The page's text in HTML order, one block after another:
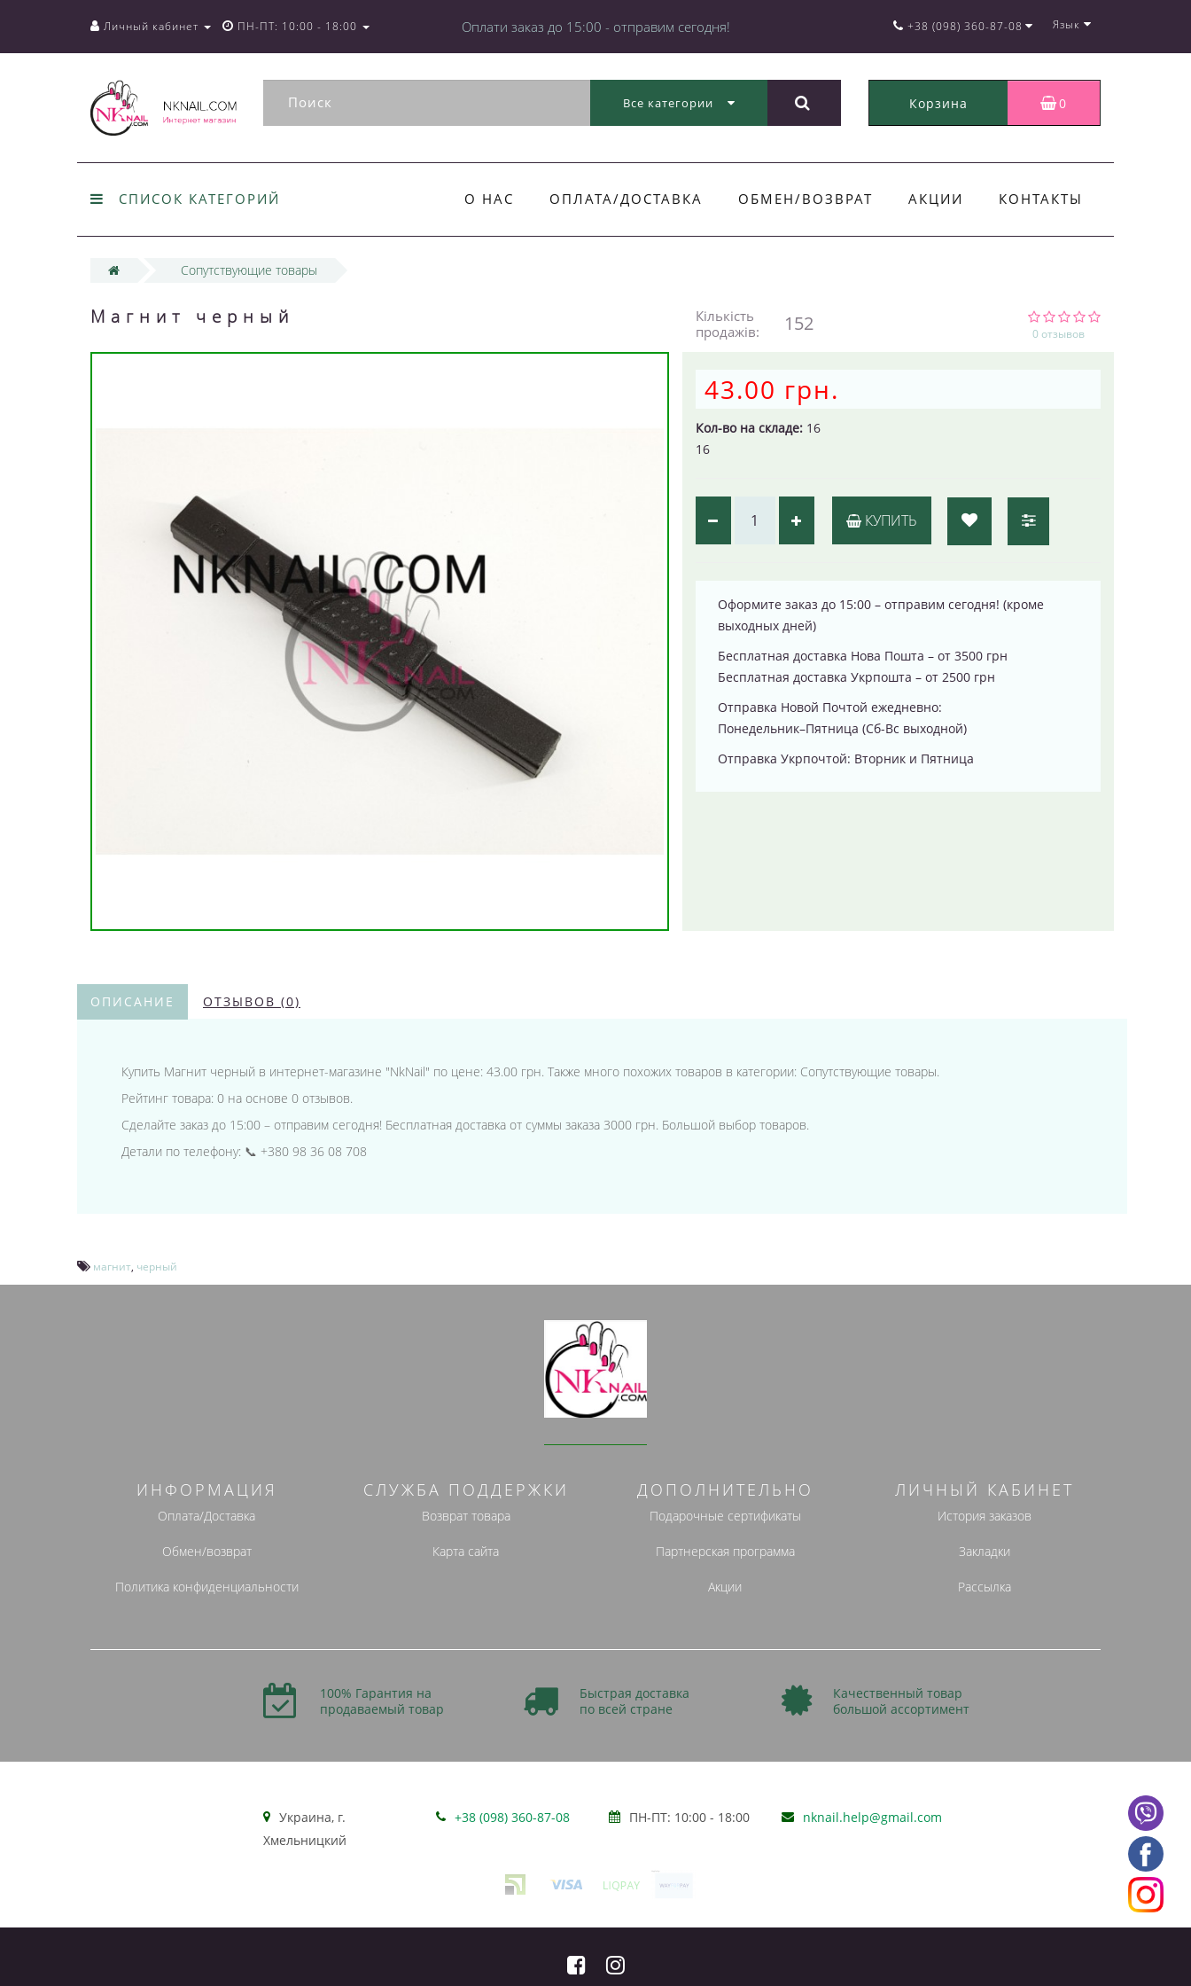
Оплати заказ до 15:00 - отправим сегодня!
Личный кабинет ПН-ПТ: 10:00 - 18:00 +38 (098) 360-87-08 Язык
Все категории Корзина 0
СПИСОК КАТЕГОРИЙ О НАС ОПЛАТА/ДОСТАВКА ОБМЕН/ВОЗВРАТ АКЦИИ КОНТАКТЫ
Сопутствующие товары
Магнит черный
Кількість
продажів:
152 0 отзывов
43.00 грн.
Кол-во на складе:16
16
КУПИТЬ
Оформите заказ до 15:00 – отправим сегодня! (кроме
выходных дней)
Бесплатная доставка Нова Пошта – от 3500 грн
Бесплатная доставка Укрпошта – от 2500 грн
Отправка Новой Почтой ежедневно:
Понедельник–Пятница (Сб-Вс выходной)
Отправка Укрпочтой: Вторник и Пятница
ОПИСАНИЕ ОТЗЫВОВ (0)
Купить Магнит черный в интернет-магазине "NkNail" по цене: 43.00 грн. Также много похожих товаров в категории: Сопутствующие товары.
Рейтинг товара: 0 на основе 0 отзывов.
Сделайте заказ до 15:00 – отправим сегодня! Бесплатная доставка от суммы заказа 3000 грн. Большой выбор товаров.
Детали по телефону: 📞 +380 98 36 08 708
магнит, черный
ИНФОРМАЦИЯ
Оплата/Доставка
Обмен/возврат
Политика конфиденциальности
СЛУЖБА ПОДДЕРЖКИ
Возврат товара
Карта сайта
ДОПОЛНИТЕЛЬНО
Подарочные сертификаты
Партнерская программа
Акции
ЛИЧНЫЙ КАБИНЕТ
История заказов
Закладки
Рассылка
100% Гарантия на
продаваемый товар
Быстрая доставка
по всей стране
Качественный товар
большой ассортимент
Украина, г.
Хмельницкий
+38 (098) 360-87-08 ПН-ПТ: 10:00 - 18:00 nknail.help@gmail.com